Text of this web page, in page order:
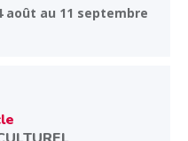
août au 11 septembre